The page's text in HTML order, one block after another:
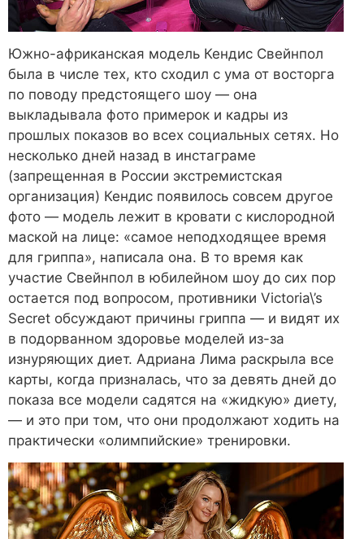
Южно-африканская модель Кендис Свейнпол
была в числе тех, кто сходил с ума от восторга
по поводу предстоящего шоу ― она
выкладывала фото примерок и кадры из
прошлых показов во всех социальных сетях. Но
несколько дней назад в инстаграме
(запрещенная в России экстремистская
организация) Кендис появилось совсем другое
фото ― модель лежит в кровати с кислородной
маской на лице: «самое неподходящее время
для гриппа», написала она. В то время как
участие Свейнпол в юбилейном шоу до сих пор
остается под вопросом, противники Victoria\’s
Secret обсуждают причины гриппа ― и видят их
в подорванном здоровье моделей из-за
изнуряющих диет. Адриана Лима раскрыла все
карты, когда призналась, что за девять дней до
показа все модели садятся на «жидкую» диету,
― и это при том, что они продолжают ходить на
практически «олимпийские» тренировки.